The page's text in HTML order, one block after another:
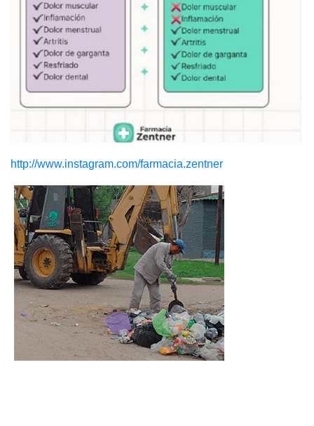
http://www.instagram.com/farmacia.zentner